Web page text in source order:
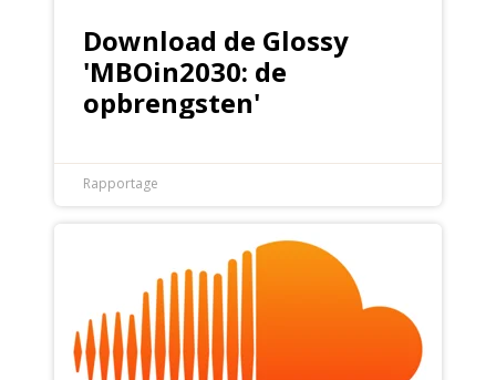
Download de Glossy
'MBOin2030: de
opbrengsten'
Rapportage